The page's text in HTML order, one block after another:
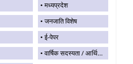
मध्यप्रदेश
जनजाति विशेष
ई-पेपर
वार्षिक सदस्यता / आर्थिक सहयोग